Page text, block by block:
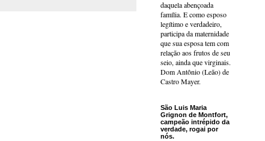
daquela abençoada
família. E como esposo
legítimo e verdadeiro,
participa da maternidade
que sua esposa tem com
relação aos frutos de seu
seio, ainda que virginais.
Dom Antônio (Leão) de
Castro Mayer.
São Luis Maria
Grignon de Montfort,
campeão intrépido da
verdade, rogai por
nós.